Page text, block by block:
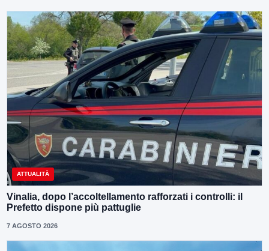
ATTUALITÀ
Vinalia, dopo l’accoltellamento rafforzati i controlli: il
Prefetto dispone più pattuglie
7 AGOSTO 2026